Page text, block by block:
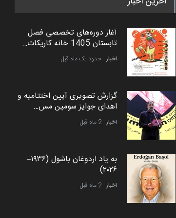
آغاز دوره‌های تخصصی فصل
تابستان 1405 خانه کاریکات…
اخبار حدود یک ماه قبل
گزارش تصویری آیین اختتامیه و
اهدای جوایز سومین مس…
اخبار 2 ماه قبل
به یاد اردوغان باشول (۱۹۳۶–
۲۰۲۶)
اخبار 2 ماه قبل
دمیر نواک از کرواسی
کارتون